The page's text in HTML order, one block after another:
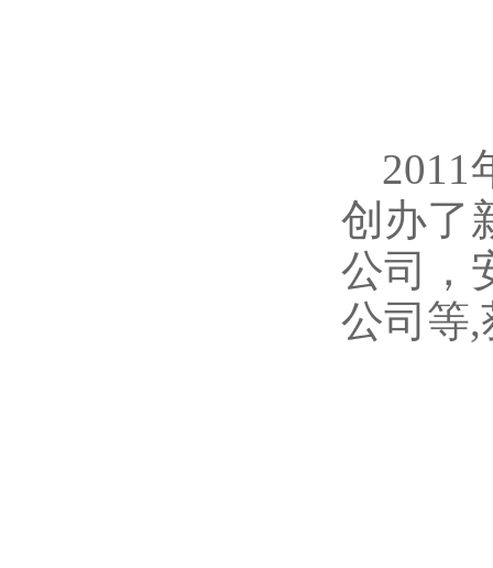
2011
创办了
公司，
公司等